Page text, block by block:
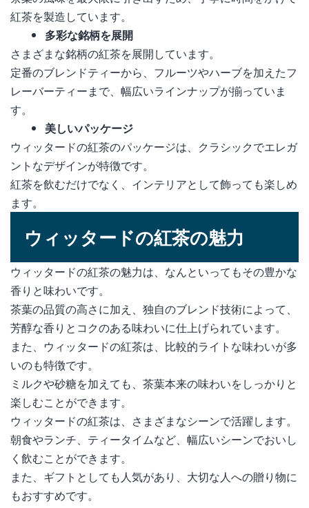
紅茶を製造しています。
多彩な銘柄を展開
さまざまな銘柄の紅茶を展開しています。
定番のブレンドティーから、フルーツやハーブを加えたフ
レーバーティーまで、幅広いラインナップが揃っていま
す。
美しいパッケージ
ウィッタードの紅茶のパッケージは、クラシックでエレガ
ントなデザインが特徴です。
紅茶を飲むだけでなく、インテリアとして飾っても楽しめ
ます。
ウィッタードの紅茶の魅力
ウィッタードの紅茶の魅力は、なんといってもその豊かな
香りと味わいです。
茶葉の品質の高さに加え、独自のブレンド技術によって、
芳醇な香りとコクのある味わいに仕上げられています。
また、ウィッタードの紅茶は、比較的ライトな味わいが多
いのも特徴です。
ミルクや砂糖を加えても、茶葉本来の味わいをしっかりと
楽しむことができます。
ウィッタードの紅茶は、さまざまなシーンで活躍します。
朝食やランチ、ティータイムなど、幅広いシーンでおいし
く飲むことができます。
また、ギフトとしても人気があり、大切な人への贈り物に
もおすすめです。